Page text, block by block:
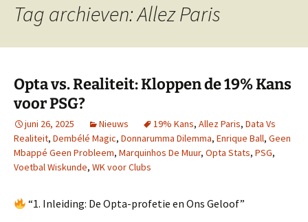
Tag archieven: Allez Paris
Opta vs. Realiteit: Kloppen de 19% Kans
voor PSG?
juni 26, 2025 Nieuws 19% Kans, Allez Paris, Data Vs
Realiteit, Dembélé Magic, Donnarumma Dilemma, Enrique Ball, Geen
Mbappé Geen Probleem, Marquinhos De Muur, Opta Stats, PSG,
Voetbal Wiskunde, WK voor Clubs
“1. Inleiding: De Opta-profetie en Ons Geloof”